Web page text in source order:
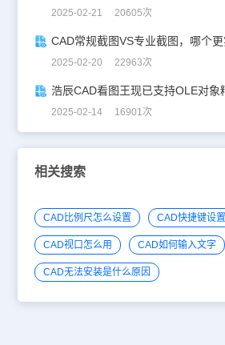
2025-02-21 20605次
CAD常规截图VS专业截图，哪个更
2025-02-20 22963次
浩辰CAD看图王现已支持OLE对象
2025-02-14 16901次
相关搜索
CAD比例尺怎么设置 CAD快捷键设
CAD视口怎么用 CAD如何输入文字
CAD无法安装是什么原因